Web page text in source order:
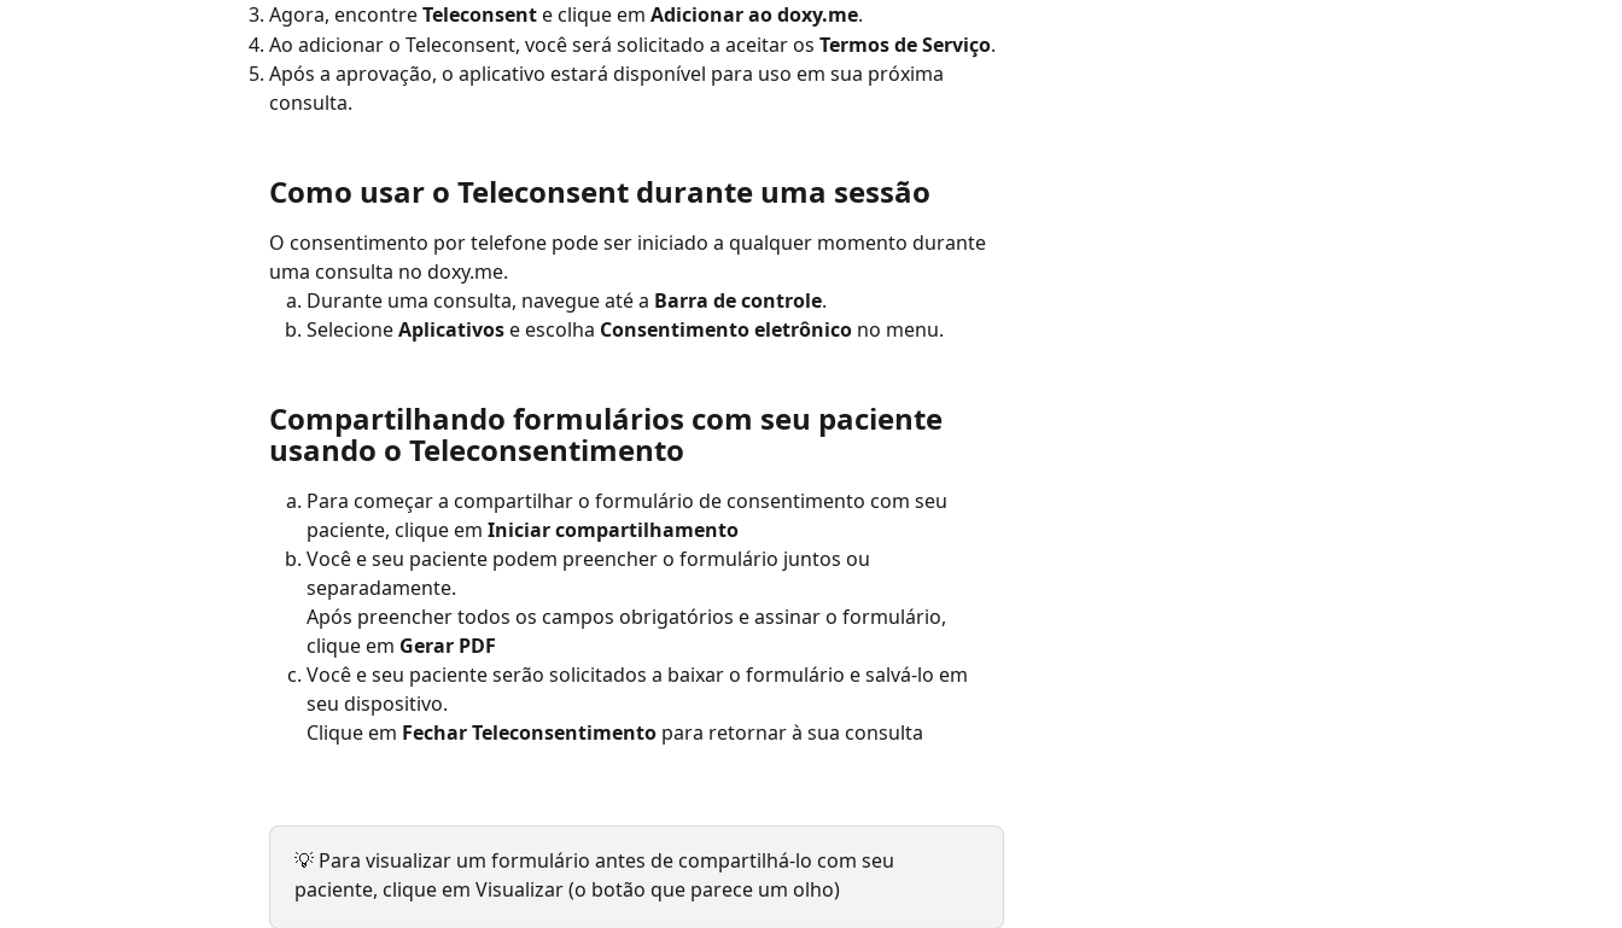
Agora, encontre Teleconsent e clique em Adicionar ao doxy.me.
Ao adicionar o Teleconsent, você será solicitado a aceitar os Termos de Serviço.
Após a aprovação, o aplicativo estará disponível para uso em sua próxima
consulta.
Como usar o Teleconsent durante uma sessão
O consentimento por telefone pode ser iniciado a qualquer momento durante
uma consulta no doxy.me.
Durante uma consulta, navegue até a Barra de controle.
Selecione Aplicativos e escolha Consentimento eletrônico no menu.
Compartilhando formulários com seu paciente
usando o Teleconsentimento
Para começar a compartilhar o formulário de consentimento com seu
paciente, clique em Iniciar compartilhamento
Você e seu paciente podem preencher o formulário juntos ou
separadamente.
Após preencher todos os campos obrigatórios e assinar o formulário,
clique em Gerar PDF
Você e seu paciente serão solicitados a baixar o formulário e salvá-lo em
seu dispositivo.
Clique em Fechar Teleconsentimento para retornar à sua consulta
💡 Para visualizar um formulário antes de compartilhá-lo com seu
paciente, clique em Visualizar (o botão que parece um olho)